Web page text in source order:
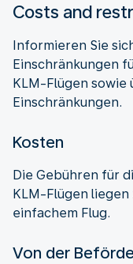
Costs and
Informieren Sie
Einschränkungen
KLM-Flügen
Einschränkungen.
Kosten
Die Gebühren für
KLM-Flügen
einfachem Flug.
Von der